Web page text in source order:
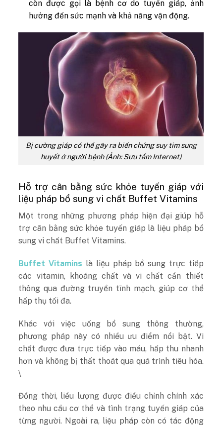
còn được gọi là bệnh cơ do tuyến giáp, ảnh
hưởng đến sức mạnh và khả năng vận động.
Bị cường giáp có thể gây ra biến chứng suy tim sung
huyết ở người bệnh (Ảnh: Sưu tầm Internet)
Hỗ trợ cân bằng sức khỏe tuyến giáp với
liệu pháp bổ sung vi chất Buffet Vitamins
Một trong những phương pháp hiện đại giúp hỗ
trợ cân bằng sức khỏe tuyến giáp là liệu pháp bổ
sung vi chất Buffet Vitamins.
Buffet Vitamins là liệu pháp bổ sung trực tiếp
các vitamin, khoáng chất và vi chất cần thiết
thông qua đường truyền tĩnh mạch, giúp cơ thể
hấp thụ tối đa.
Khác với việc uống bổ sung thông thường,
phương pháp này có nhiều ưu điểm nổi bật. Vi
chất được đưa trực tiếp vào máu, hấp thu nhanh
hơn và không bị thất thoát qua quá trình tiêu hóa.
\
Đồng thời, liều lượng được điều chỉnh chính xác
theo nhu cầu cơ thể và tình trạng tuyến giáp của
từng người. Ngoài ra, liệu pháp còn có tác động